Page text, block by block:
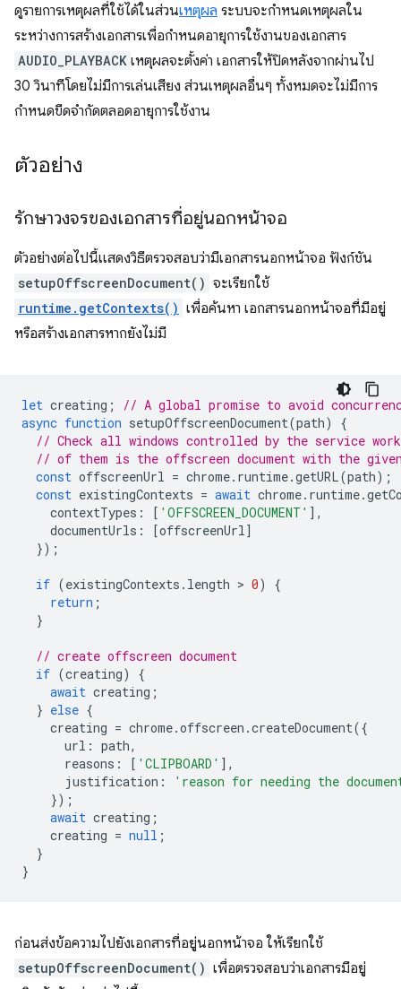
ดูรายการเหตุผลที่ใช้ได้ในส่วนเหตุผล ระบบจะกำหนดเหตุผลใน
ระหว่างการสร้างเอกสารเพื่อกำหนดอายุการใช้งานของเอกสาร
AUDIO_PLAYBACK เหตุผลจะตั้งค่า เอกสารให้ปิดหลังจากผ่านไป
30 วินาทีโดยไม่มีการเล่นเสียง ส่วนเหตุผลอื่นๆ ทั้งหมดจะไม่มีการ
กำหนดขีดจำกัดตลอดอายุการใช้งาน
ตัวอย่าง
รักษาวงจรของเอกสารที่อยู่นอกหน้าจอ
ตัวอย่างต่อไปนี้แสดงวิธีตรวจสอบว่ามีเอกสารนอกหน้าจอ ฟังก์ชัน
setupOffscreenDocument() จะเรียกใช้
runtime.getContexts() เพื่อค้นหา เอกสารนอกหน้าจอที่มีอยู่
หรือสร้างเอกสารหากยังไม่มี
let creating ;
// A global promise to avoid
async function setupOffscreenDocument(path)
{
// Check all windows controlled by the service
// of them is the offscreen document with the
const offscreenUrl = chrome. runtime.getURL(path);
const existingContexts = await chrome. runtime.
contextTypes : [ 'OFFSCREEN_DOCUMENT' ],
documentUrls : [offscreenUrl]
});
if (existingContexts . length > 0)
{
return ;
}
// create offscreen document
if (creating)
{
await creating ;
} else {
creating = chrome.offscreen .createDocument({
url : path,
reasons : [ 'CLIPBOARD' ],
justification :
'reason for needing the
});
await creating ;
creating = null ;
}
}
ก่อนส่งข้อความไปยังเอกสารที่อยู่นอกหน้าจอ ให้เรียกใช้
setupOffscreenDocument() เพื่อตรวจสอบว่าเอกสารมีอยู่